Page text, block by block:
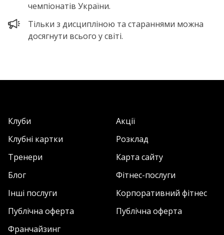
чемпіонатів України.
Тільки з дисципліною та стараннями можна
досягнути всього у світі.
Клуби
Акції
Клубні картки
Розклад
Тренери
Карта сайту
Блог
Фітнес-послуги
Інші послуги
Корпоративний фітнес
Публічна оферта
Публічна оферта
Франчайзинг